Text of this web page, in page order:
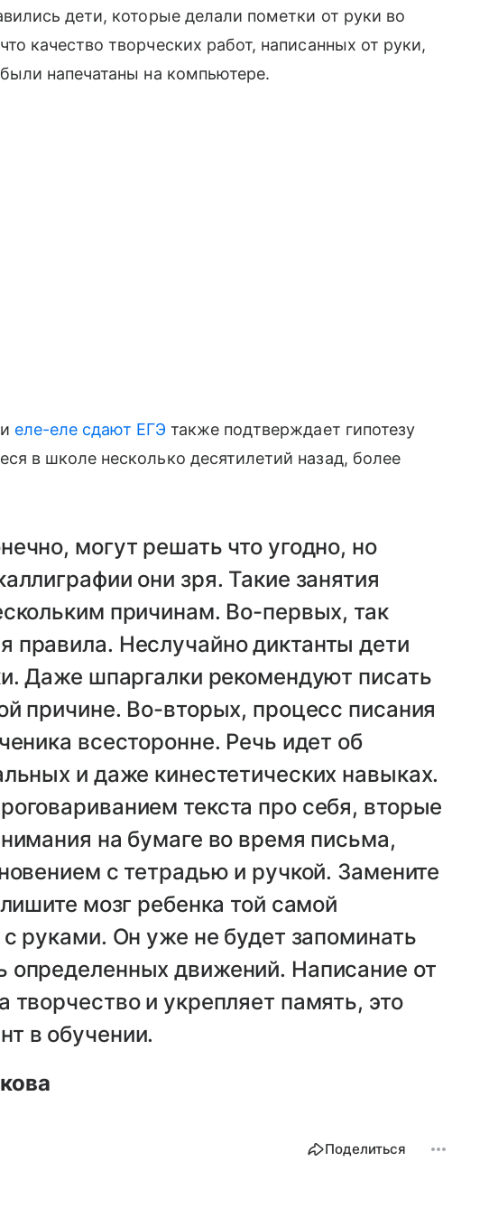
дети, которые делали пометки от руки во
качество творческих работ, написанных от руки,
напечатаны на компьютере.
еле-еле сдают ЕГЭ также подтверждает гипотезу
в школе несколько десятилетий назад, более
могут решать что угодно, но
они зря. Такие занятия
причинам. Во-первых, так
правила. Неслучайно диктанты дети
Даже шпаргалки рекомендуют писать
причине. Во-вторых, процесс писания
всесторонне. Речь идет об
и даже кинестетических навыках.
текста про себя, вторые
на бумаге во время письма,
с тетрадью и ручкой. Замените
мозг ребенка той самой
с руками. Он уже не будет запоминать
определенных движений. Написание от
творчество и укрепляет память, это
в обучении.
Поделиться